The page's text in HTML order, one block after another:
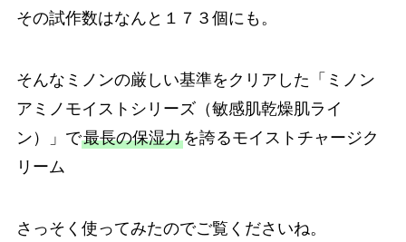
その試作数はなんと１７３個にも。
そんなミノンの厳しい基準をクリアした「ミノン
アミノモイストシリーズ（敏感肌乾燥肌ライ
ン）」で最長の保湿力を誇るモイストチャージク
リーム
さっそく使ってみたのでご覧くださいね。